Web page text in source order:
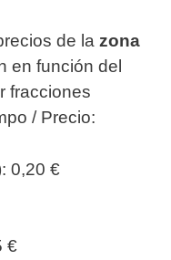
de la zona
en función del
fracciones
/ Precio:
0,20 €
€